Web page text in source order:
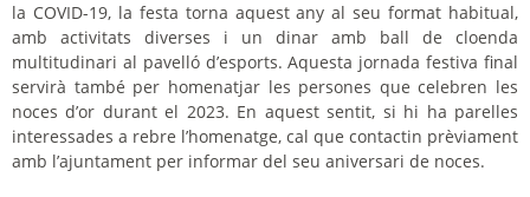
la COVID-19, la festa torna aquest any al seu format habitual,
amb activitats diverses i un dinar amb ball de cloenda
multitudinari al pavelló d’esports. Aquesta jornada festiva final
servirà també per homenatjar les persones que celebren les
noces d’or durant el 2023. En aquest sentit, si hi ha parelles
interessades a rebre l’homenatge, cal que contactin prèviament
amb l’ajuntament per informar del seu aniversari de noces.